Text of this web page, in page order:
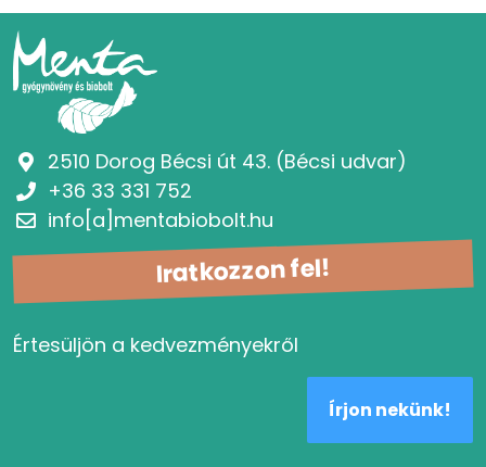
Iratkozzon fel!
Értesüljön a kedvezményekről
Írjon nekünk!
2510 Dorog Bécsi út 43. (Bécsi udvar)
+36 33 331 752
info[a]mentabiobolt.hu